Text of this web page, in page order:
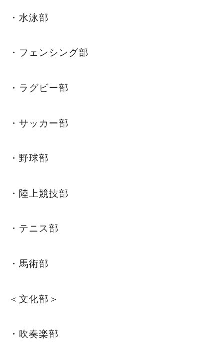
・水泳部
・フェンシング部
・ラグビー部
・サッカー部
・野球部
・陸上競技部
・テニス部
・馬術部
＜文化部＞
・吹奏楽部